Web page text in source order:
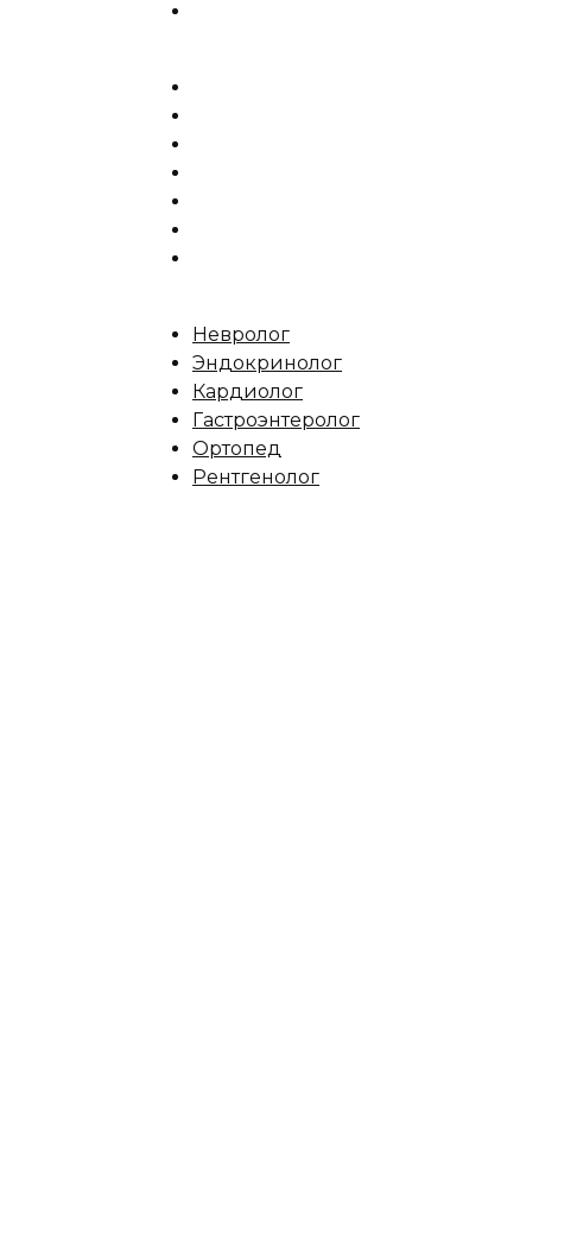
Невролог
Эндокринолог
Кардиолог
Гастроэнтеролог
Ортопед
Рентгенолог